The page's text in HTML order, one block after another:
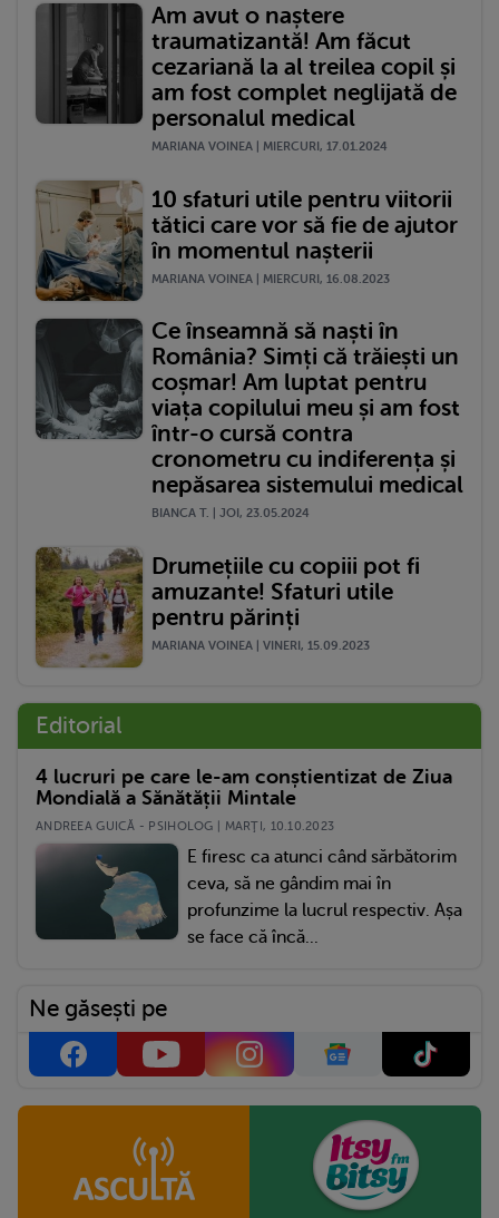
Am avut o naștere
traumatizantă! Am făcut
cezariană la al treilea copil și
am fost complet neglijată de
personalul medical
MARIANA VOINEA | MIERCURI, 17.01.2024
10 sfaturi utile pentru viitorii
tătici care vor să fie de ajutor
în momentul nașterii
MARIANA VOINEA | MIERCURI, 16.08.2023
Ce înseamnă să naști în
România? Simți că trăiești un
coșmar! Am luptat pentru
viața copilului meu și am fost
într-o cursă contra
cronometru cu indiferența și
nepăsarea sistemului medical
BIANCA T. | JOI, 23.05.2024
Drumețiile cu copiii pot fi
amuzante! Sfaturi utile
pentru părinți
MARIANA VOINEA | VINERI, 15.09.2023
Editorial
4 lucruri pe care le-am conștientizat de Ziua
Mondială a Sănătății Mintale
ANDREEA GUICĂ - PSIHOLOG | MARŢI, 10.10.2023
E firesc ca atunci când sărbătorim
ceva, să ne gândim mai în
profunzime la lucrul respectiv. Așa
se face că încă...
Ne găsești pe